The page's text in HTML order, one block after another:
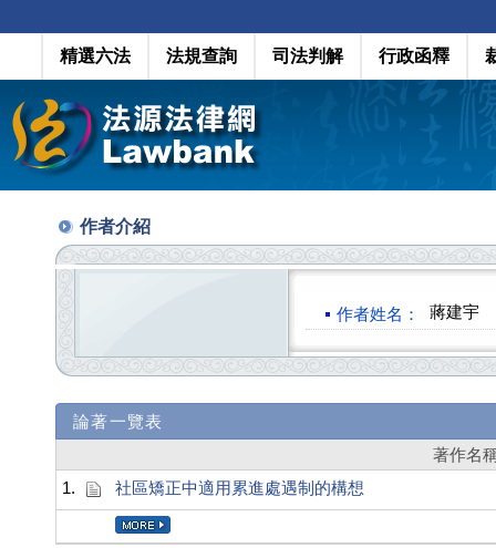
精選六法 法規查詢 司法判解 行政函釋
作者介紹
作者姓名： 蔣建宇
論著一覽表
著作名
1.
社區矯正中適用累進處遇制的構想